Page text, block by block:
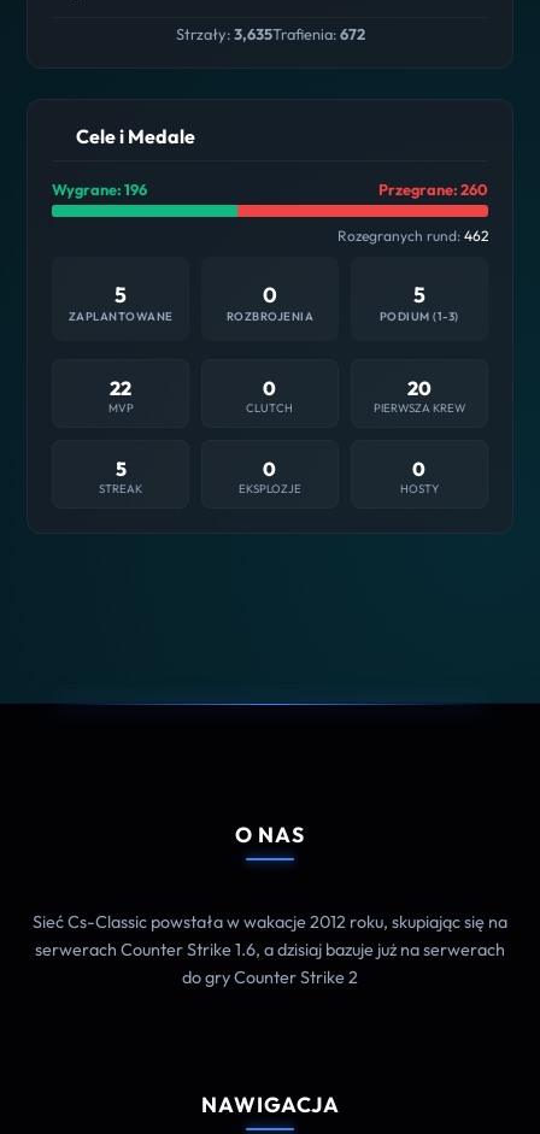
Strzały:3,635Trafienia:672
Cele i Medale
Wygrane: 196 Przegrane: 260
Rozegranych rund: 462
5
ZAPLANTOWANE
0
ROZBROJENIA
5
PODIUM (1-3)
22
MVP
0
CLUTCH
20
PIERWSZA KREW
5
STREAK
0
EKSPLOZJE
0
HOSTY
O NAS
Sieć Cs-Classic powstała w wakacje 2012 roku, skupiając się na
serwerach Counter Strike 1.6, a dzisiaj bazuje już na serwerach
do gry Counter Strike 2
NAWIGACJA